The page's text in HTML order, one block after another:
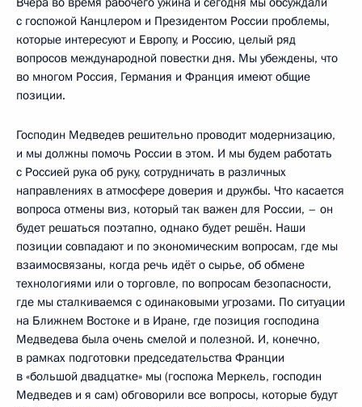
с госпожой Канцлером и Президентом России проблемы,
которые интересуют и Европу, и Россию, целый ряд
вопросов международной повестки дня. Мы убеждены, что
во многом Россия, Германия и Франция имеют общие
позиции.
Господин Медведев решительно проводит модернизацию,
и мы должны помочь России в этом. И мы будем работать
с Россией рука об руку, сотрудничать в различных
направлениях в атмосфере доверия и дружбы. Что касается
вопроса отмены виз, который так важен для России, – он
будет решаться поэтапно, однако будет решён. Наши
позиции совпадают и по экономическим вопросам, где мы
взаимосвязаны, когда речь идёт о сырье, об обмене
технологиями или о торговле, по вопросам безопасности,
где мы сталкиваемся с одинаковыми угрозами. По ситуации
на Ближнем Востоке и в Иране, где позиция господина
Медведева была очень смелой и полезной. И, конечно,
в рамках подготовки председательства Франции
в «большой двадцатке» мы (госпожа Меркель, господин
Медведев и я сам) обговорили все вопросы, которые будут